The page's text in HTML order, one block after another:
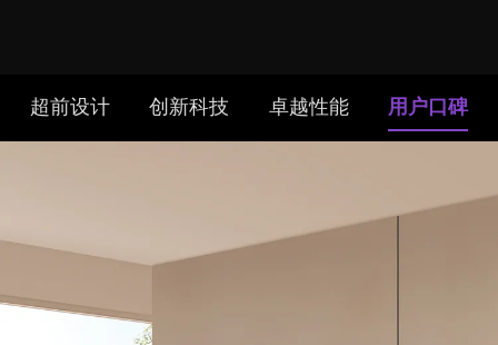
超前设计 创新科技 卓越性能 用户口碑